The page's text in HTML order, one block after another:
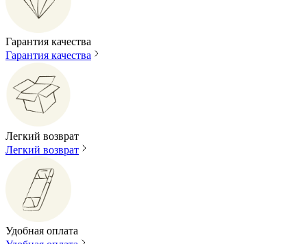
Гарантия качества
Гарантия качества
Легкий возврат
Легкий возврат
Удобная оплата